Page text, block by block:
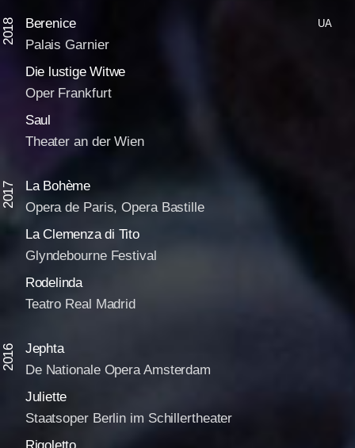
2018 Berenice UA
Palais Garnier
Die lustige Witwe
Oper Frankfurt
Saul
Theater an der Wien
2017
La Bohème
Opera de Paris, Opera Bastille
La Clemenza di Tito
Glyndebourne Festival
Rodelinda
Teatro Real Madrid
2016
Jephta
De Nationale Opera Amsterdam
Juliette
Staatsoper Berlin im Schillertheater